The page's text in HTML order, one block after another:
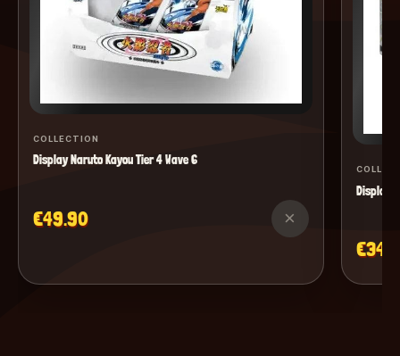
COLLECTION
Display Naruto Kayou Tier 4 Wave 6
€49.90 ×
Display